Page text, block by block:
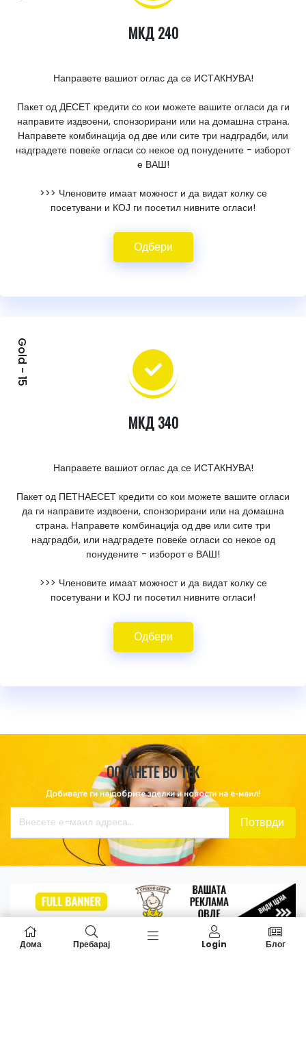
МКД 240
Направете вашиот оглас да се ИСТАКНУВА!
Пакет од ДЕСЕТ кредити со кои можете вашите огласи да ги
направите издвоени, спонзорирани или на домашна страна.
Направете комбинација од две или сите три надградби, или
надградете повеќе огласи со некое од понудените - изборот
е ВАШ!
>>> Членовите имаат можност и да видат колку се
посетувани и КОЈ ги посетил нивните огласи!
Одбери
Gold - 15
МКД 340
Направете вашиот оглас да се ИСТАКНУВА!
Пакет од ПЕТНАЕСЕТ кредити со кои можете вашите огласи
да ги направите издвоени, спонзорирани или на домашна
страна. Направете комбинација од две или сите три
надградби, или надградете повеќе огласи со некое од
понудените - изборот е ВАШ!
>>> Членовите имаат можност и да видат колку се
посетувани и КОЈ ги посетил нивните огласи!
Одбери
ОСТАНЕТЕ ВО ТЕК
Добивајте ги најдобрите зделки и новости на е-маил!
Потврди
Дома Пребарај Login Блог